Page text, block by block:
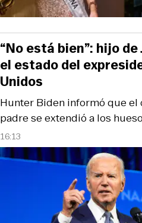
16:13
Hunter Biden informó que el
padre se extendió a los
“No está bien”: hijo
el estado del
Unidos